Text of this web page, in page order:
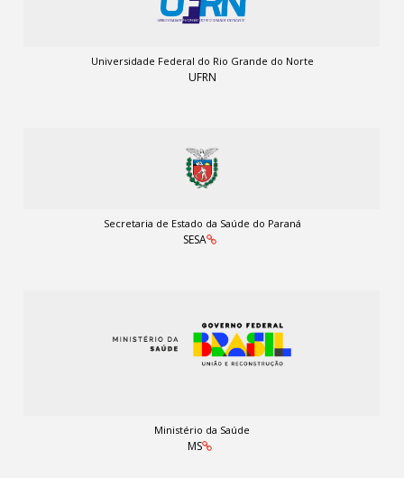
Universidade Federal do Rio Grande do Norte
UFRN
Secretaria de Estado da Saúde do Paraná
SESA
Ministério da Saúde
MS